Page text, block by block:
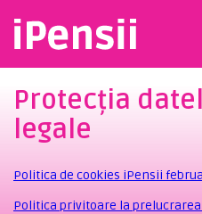
Protecția
legale
Politica de cookies iPensii
Politica privitoare la